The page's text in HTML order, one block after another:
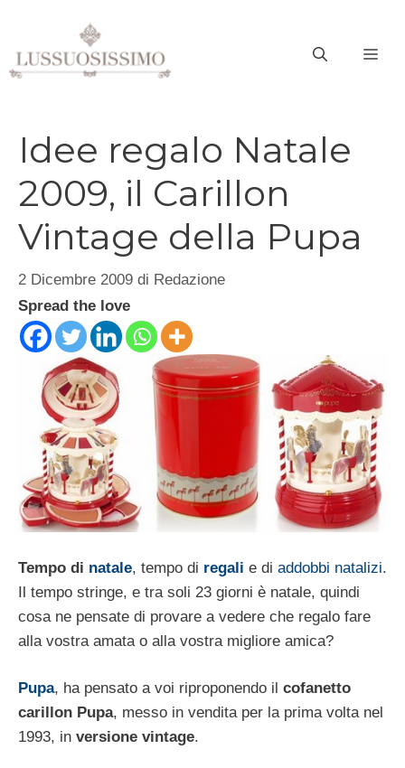
contenuto
Idee regalo Natale
2009, il Carillon
Vintage della Pupa
2 Dicembre 2009 di Redazione
Spread the love
Tempo di natale, tempo di regali e di addobbi natalizi.
Il tempo stringe, e tra soli 23 giorni è natale, quindi
cosa ne pensate di provare a vedere che regalo fare
alla vostra amata o alla vostra migliore amica?
Pupa, ha pensato a voi riproponendo il cofanetto
carillon Pupa, messo in vendita per la prima volta nel
1993, in versione vintage.